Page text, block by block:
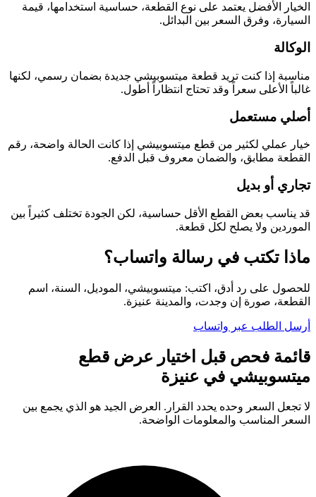
الخيار الأفضل يعتمد على نوع القطعة، حساسية استخدامها، قيمة
السيارة، وفرق السعر بين البدائل.
الوكالة
مناسبة إذا كنت تريد قطعة ميتسوبيشي جديدة بضمان رسمي، لكنها
غالباً الأعلى سعراً وقد تحتاج انتظاراً أطول.
أصلي مستعمل
خيار عملي لكثير من قطع ميتسوبيشي إذا كانت الحالة واضحة، رقم
القطعة مطابق، والضمان معروف قبل الدفع.
تجاري أو بديل
قد يناسب بعض القطع الأقل حساسية، لكن الجودة تختلف كثيراً بين
الموردين ولا يصلح لكل قطعة.
ماذا تكتب في رسالة واتساب؟
للحصول على رد أدق، اكتب: ميتسوبيشي، الموديل، السنة، اسم
القطعة، صورة إن وجدت، والمدينة عنيزة.
أرسل الطلب عبر واتساب
قائمة فحص قبل اختيار عرض قطع
ميتسوبيشي في عنيزة
لا تجعل السعر وحده يحدد القرار. العرض الجيد هو الذي يجمع بين
السعر المناسب والمعلومات الواضحة.